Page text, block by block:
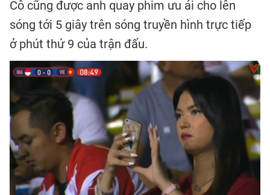
Cô cũng được anh quay phim ưu ái cho lên
sóng tới 5 giây trên sóng truyền hình trực tiếp
ở phút thứ 9 của trận đấu.